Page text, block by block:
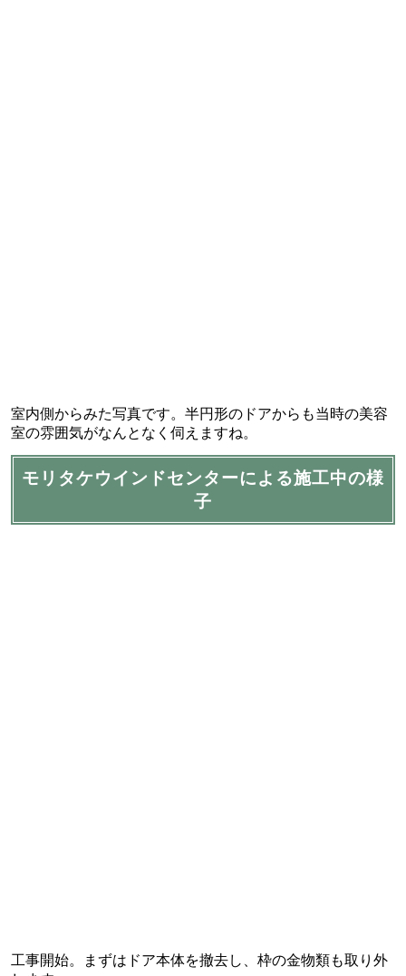
室内側からみた写真です。半円形のドアからも当時の美容
室の雰囲気がなんとなく伺えますね。
モリタケウインドセンターによる施工中の様
子
工事開始。まずはドア本体を撤去し、枠の金物類も取り外